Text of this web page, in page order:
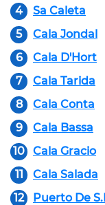
4
Sa Caleta
5
Cala Jondal
6
Cala D'Hort
7
Cala Tarida
8
Cala Conta
9
Cala Bassa
10
Cala Gracio
11
Cala Salada
12
Puerto De